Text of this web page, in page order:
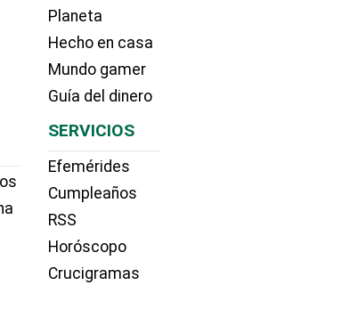
Planeta
Hecho en casa
Mundo gamer
Guía del dinero
SERVICIOS
Efemérides
Cumpleaños
RSS
Horóscopo
Crucigramas